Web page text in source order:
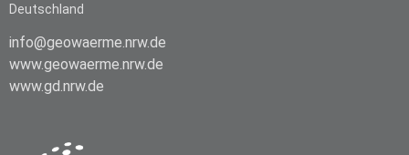
Deutschland
info@geowaerme.nrw.de
www.geowaerme.nrw.de
www.gd.nrw.de